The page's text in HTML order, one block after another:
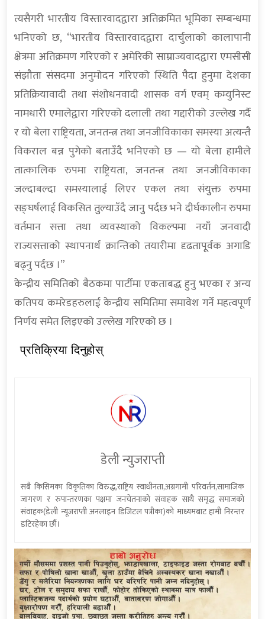
त्यसैगरी भारतीय विस्तारवादद्वारा अतिक्रमित भूमिका सम्बन्धमा
भनिएको छ, “भारतीय विस्तारवादद्वारा दार्चुलाको कालापानी
क्षेत्रमा अतिक्रमण गरिएको र अमेरिकी साम्राज्यवादद्वारा एमसीसी
संझौता संसदमा अनुमोदन गरिएको स्थिति पैदा हुनुमा देशका
प्रतिक्रियावादी तथा संशोधनवादी शासक वर्ग एवम् कम्युनिस्ट
नामधारी एमालेद्वारा गरिएको दलाली तथा गद्दारीको उल्लेख गर्दै
र यो बेला राष्ट्रियता, जनतन्त्र तथा जनजीविकाका समस्या अत्यन्तै
विकराल बन्न पुगेको बताउँदै भनिएको छ — यो बेला हामीले
तात्कालिक रुपमा राष्ट्रियता, जनतन्त्र तथा जनजीविकाका
जल्दाबल्दा समस्यालाई लिएर एकल तथा संयुुक्त रुपमा
सङ्घर्षलाई विकसित तुुल्याउँदै जानुु पर्दछ भने दीर्घकालीन रुपमा
वर्तमान सत्ता तथा व्यवस्थाको विकल्पमा नयाँ जनवादी
राज्यसत्ताको स्थापनार्थ क्रान्तिको तयारीमा दृढतापूूर्वक अगाडि
बढ्नु पर्दछ ।”
केन्द्रीय समितिको बैठकमा पार्टीमा एकताबद्ध हुनु भएका र अन्य
कतिपय कमरेडहरुलाई केन्द्रीय समितिमा समावेश गर्ने महत्वपूर्ण
निर्णय समेत लिइएको उल्लेख गरिएको छ ।
प्रतिक्रिया दिनुहोस्
डेली न्युजराप्ती
सबै किसिमका विकृतिका विरुद्ध,राष्ट्रिय स्वाधीनता,अग्रगामी परिवर्तन,सामाजिक
जागरण र रुपान्तरणका पक्षमा जनचेतनाको संवाहक साथै समृद्ध समाजको
संवाहक(डेली न्यूजराप्ती अनलाइन डिजिटल पत्रीका)को माध्यमबाट हामी निरन्तर
डटिरहेका छौं।